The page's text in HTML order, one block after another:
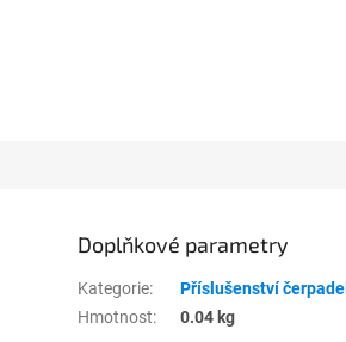
Doplňkové parametry
Kategorie:
Příslušenství čerpadel
Hmotnost: 0.04 kg